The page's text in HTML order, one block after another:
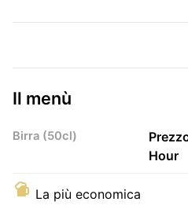
Il menù
Birra (50cl)
Hour
La più economica